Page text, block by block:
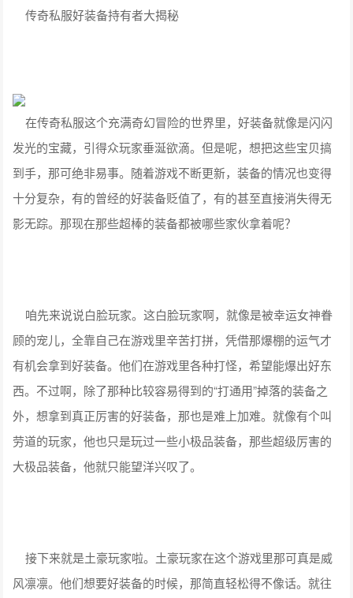
传奇私服好装备持有者大揭秘
在传奇私服这个充满奇幻冒险的世界里，好装备就像是闪闪
发光的宝藏，引得众玩家垂涎欲滴。但是呢，想把这些宝贝搞
到手，那可绝非易事。随着游戏不断更新，装备的情况也变得
十分复杂，有的曾经的好装备贬值了，有的甚至直接消失得无
影无踪。那现在那些超棒的装备都被哪些家伙拿着呢？
咱先来说说白脸玩家。这白脸玩家啊，就像是被幸运女神眷
顾的宠儿，全靠自己在游戏里辛苦打拼，凭借那爆棚的运气才
有机会拿到好装备。他们在游戏里各种打怪，希望能爆出好东
西。不过啊，除了那种比较容易得到的“打通用”掉落的装备之
外，想拿到真正厉害的好装备，那也是难上加难。就像有个叫
劳道的玩家，他也只是玩过一些小极品装备，那些超级厉害的
大极品装备，他就只能望洋兴叹了。
接下来就是土豪玩家啦。土豪玩家在这个游戏里那可真是威
风凛凛。他们想要好装备的时候，那简直轻松得不像话。就往